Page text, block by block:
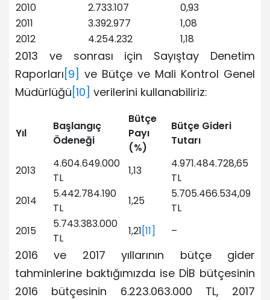
2010
2.733.107
0,93
2011
3.392.977
1,08
2012
4.254.232 1,18
2013 ve sonrası için Sayıştay Denetim
Raporları [9]
ve Bütçe ve Mali Kontrol Genel
Müdürlüğü [10] verilerini kullanabiliriz:
Yıl
Başlangıç
Ödeneği
Bütçe
Payı
(%)
Bütçe Gideri
Tutarı
2013
4.604.649.000
TL
1,13
4.971.484.728,65
TL
2014
5.442.784.190
TL
1,25
5.705.466.534,09
TL
2015
5.743.383.000
TL
1,21[11] –
2016 ve 2017 yıllarının bütçe gider
tahminlerine baktığımızda ise DİB bütçesinin
2016 bütçesinin 6.223.063.000 TL, 2017